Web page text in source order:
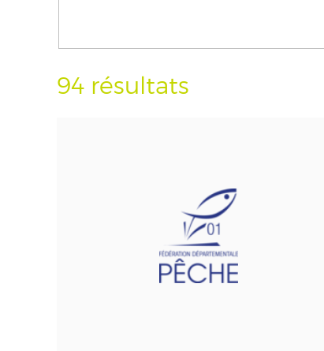
94 résultats